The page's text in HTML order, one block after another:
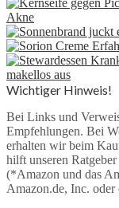
Wichtiger Hinweis!
Bei Links und
Empfehlungen. Bei
erhalten wir beim
hilft unseren
(*Amazon und das
Amazon.de, Inc. oder